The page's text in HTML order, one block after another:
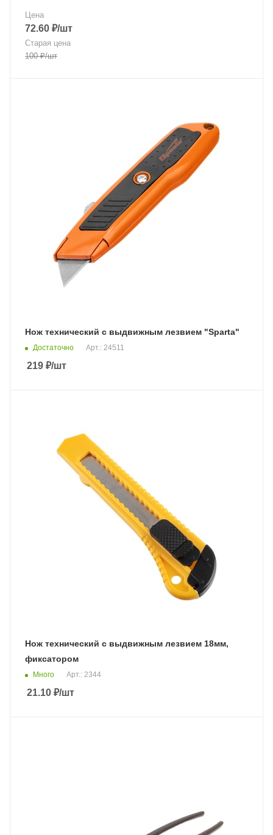
Цена
72.60 ₽/шт
Старая цена
100₽/шт
Нож технический с выдвижным лезвием "Sparta"
Достаточно Арт.: 24511
219 ₽/шт
Нож технический с выдвижным лезвием 18мм,
фиксатором
Много Арт.: 2344
21.10 ₽/шт